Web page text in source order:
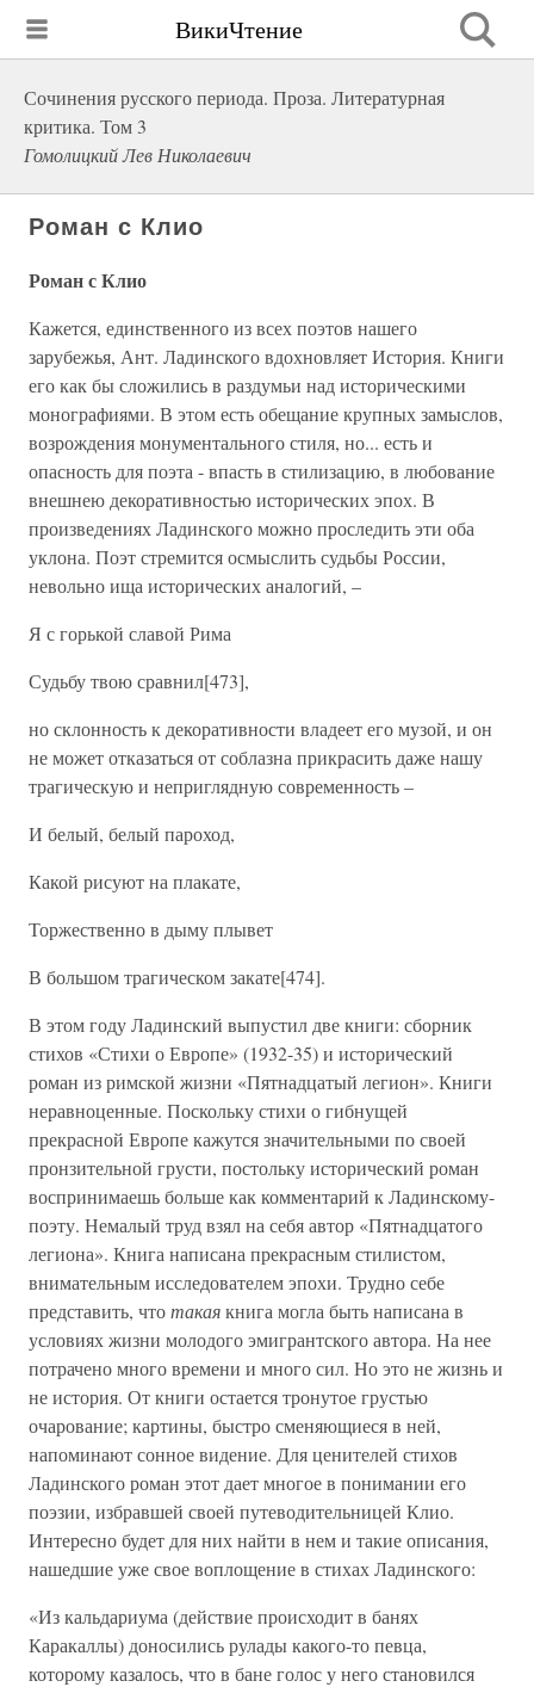
ВикиЧтение
Сочинения русского периода. Проза. Литературная
критика. Том 3
Гомолицкий Лев Николаевич
Роман с Клио
Роман с Клио
Кажется, единственного из всех поэтов нашего
зарубежья, Ант. Ладинского вдохновляет История. Книги
его как бы сложились в раздумьи над историческими
монографиями. В этом есть обещание крупных замыслов,
возрождения монументального стиля, но... есть и
опасность для поэта - впасть в стилизацию, в любование
внешнею декоративностью исторических эпох. В
произведениях Ладинского можно проследить эти оба
уклона. Поэт стремится осмыслить судьбы России,
невольно ища исторических аналогий, –
Я с горькой славой Рима
Судьбу твою сравнил[473],
но склонность к декоративности владеет его музой, и он
не может отказаться от соблазна прикрасить даже нашу
трагическую и неприглядную современность –
И белый, белый пароход,
Какой рисуют на плакате,
Торжественно в дыму плывет
В большом трагическом закате[474].
В этом году Ладинский выпустил две книги: сборник
стихов «Стихи о Европе» (1932-35) и исторический
роман из римской жизни «Пятнадцатый легион». Книги
неравноценные. Поскольку стихи о гибнущей
прекрасной Европе кажутся значительными по своей
пронзительной грусти, постольку исторический роман
воспринимаешь больше как комментарий к Ладинскому-
поэту. Немалый труд взял на себя автор «Пятнадцатого
легиона». Книга написана прекрасным стилистом,
внимательным исследователем эпохи. Трудно себе
представить, чтотакаякнига могла быть написана в
условиях жизни молодого эмигрантского автора. На нее
потрачено много времени и много сил. Но это не жизнь и
не история. От книги остается тронутое грустью
очарование; картины, быстро сменяющиеся в ней,
напоминают сонное видение. Для ценителей стихов
Ладинского роман этот дает многое в понимании его
поэзии, избравшей своей путеводительницей Клио.
Интересно будет для них найти в нем и такие описания,
нашедшие уже свое воплощение в стихах Ладинского:
«Из кальдариума (действие происходит в банях
Каракаллы) доносились рулады какого-то певца,
которому казалось, что в бане голос у него становился